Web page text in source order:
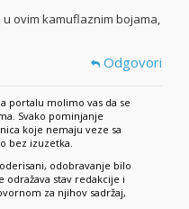
ovim kamuflaznim bojama,
Odgovori
portalu molimo vas da se
Svako pominjanje
koje nemaju veze sa
bez izuzetka.
odobravanje bilo
odražava stav redakcije i
za njihov sadržaj,